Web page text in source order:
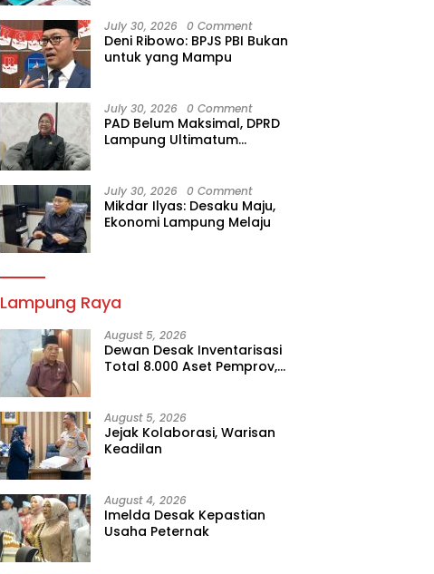
July 30, 2026 0 Comment
Deni Ribowo: BPJS PBI Bukan
untuk yang Mampu
July 30, 2026 0 Comment
PAD Belum Maksimal, DPRD
Lampung Ultimatum
July 30, 2026 0 Comment
Mikdar Ilyas: Desaku Maju,
Ekonomi Lampung Melaju
Lampung Raya
August 5, 2026
Dewan Desak Inventarisasi
Total 8.000 Aset Pemprov,
August 5, 2026
Jejak Kolaborasi, Warisan
Keadilan
August 4, 2026
Imelda Desak Kepastian
Usaha Peternak